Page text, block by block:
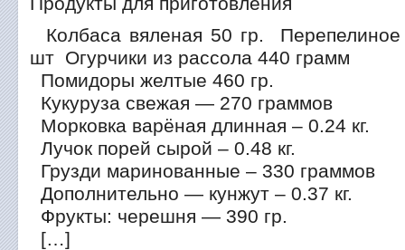
Колбаса вяленая 50 гр.
шт Огурчики из рассола 440 грамм
Помидоры желтые 460 гр.
Кукуруза свежая — 270 граммов
Морковка варёная длинная – 0.24 кг.
Лучок порей сырой – 0.48 кг.
Грузди маринованные – 330 граммов
Дополнительно — кунжут – 0.37 кг.
Фрукты: черешня — 390 гр.
[…]